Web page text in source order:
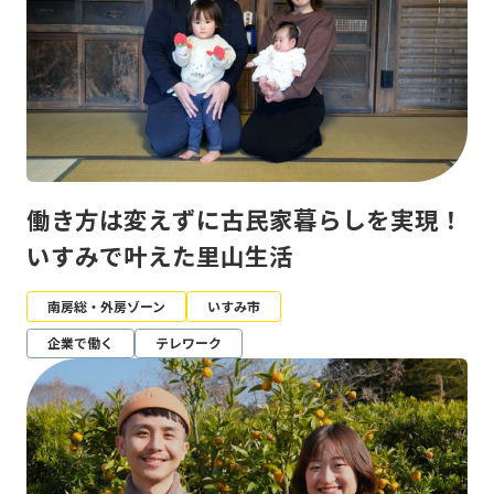
働き方は変えずに古民家暮らしを実現！
いすみで叶えた里山生活
南房総・外房ゾーン
いすみ市
企業で働く
テレワーク